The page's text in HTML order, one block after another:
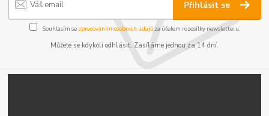
Přihlásit se
Souhlasím se zpracováním osobních údajůza účelem rozesílky newsletteru.
Můžete se kdykoli odhlásit. Zasíláme jednou za 14 dní.